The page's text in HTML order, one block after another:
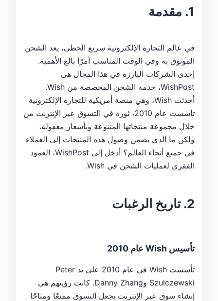
1. مقدمة
في عالم التجارة الإلكترونية سريع الخطى، يعد الشحن
الموثوق به وفي الوقت المناسب أمرًا بالغ الأهمية.
إحدى الشركات البارزة في هذا المجال هي
WishPost، خدمة الشحن المخصصة من Wish.
أحدثت Wish، وهي منصة أمريكية للتجارة الإلكترونية
تأسست عام 2010، ثورة في التسوق عبر الإنترنت من
خلال مجموعة منتجاتها المتنوعة وبأسعار معقولة.
ولكن ما الذي يضمن وصول هذه المنتجات إلى العملاء
في جميع أنحاء العالم؟ أدخل إلى WishPost، العمود
الفقري لعمليات الشحن في Wish.
2. تاريخ الرغبات
تأسيس Wish عام 2010
تأسست Wish في عام 2010 على يد Peter
Szulczewski وDanny Zhang. كانت رؤيتهم هي
إنشاء سوق عبر الإنترنت يجعل التسوق ممتعًا ومتاحًا